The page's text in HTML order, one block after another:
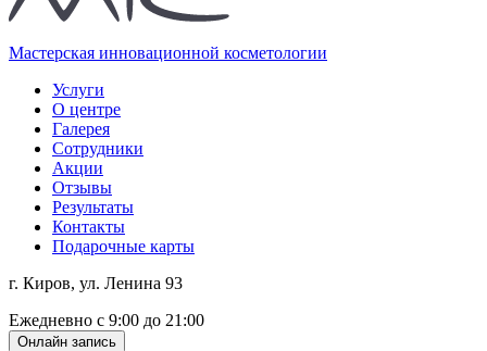
Мастерская инновационной косметологии
Услуги
О центре
Галерея
Сотрудники
Акции
Отзывы
Результаты
Контакты
Подарочные карты
г. Киров, ул. Ленина 93
Ежедневно с 9:00 до 21:00
Онлайн запись